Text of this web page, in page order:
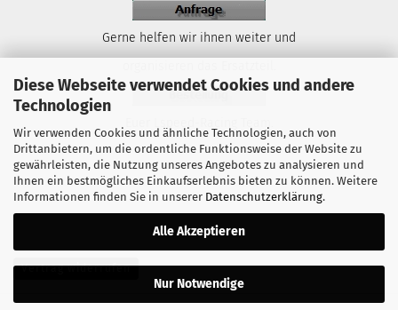
Diese Webseite verwendet Cookies und andere
Technologien
Wir verwenden Cookies und ähnliche Technologien, auch von
Drittanbietern, um die ordentliche Funktionsweise der Website zu
gewährleisten, die Nutzung unseres Angebotes zu analysieren und
Ihnen ein bestmögliches Einkaufserlebnis bieten zu können. Weitere
Informationen finden Sie in unserer Datenschutzerklärung.
Alle Akzeptieren
Nur Notwendige
Gerne helfen wir ihnen weiter und
Vertrag widerrufen